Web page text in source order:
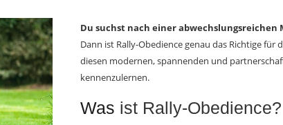
Du suchst nach einer
Dann ist Rally-Obedience genau das Richtige
diesen modernen, spannenden und
kennenzulernen.
Was ist Rally-Obedience?